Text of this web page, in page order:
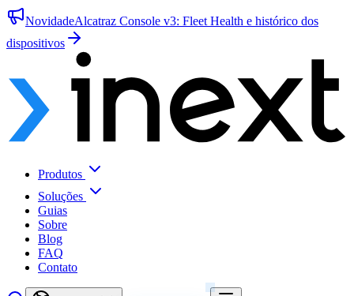
NovidadeAlcatraz Console v3: Fleet Health e histórico dos
dispositivos
Produtos
Soluções
Guias
Sobre
Blog
FAQ
Contato